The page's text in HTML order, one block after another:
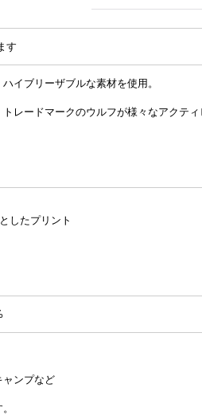
す
イブリーザブルな素材を使用。
レードマークのウルフが様々なアクテ
したプリント
ャンプなど